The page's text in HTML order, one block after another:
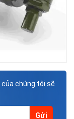
của chúng tôi sẽ